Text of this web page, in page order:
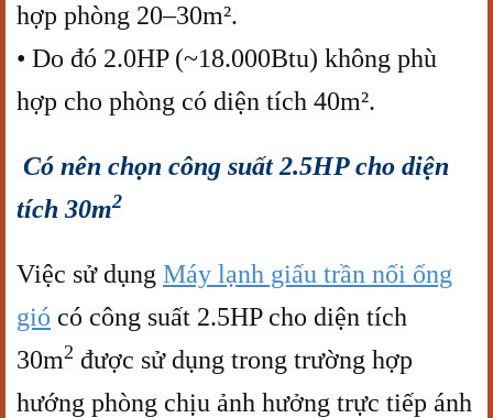
hợp phòng 20–30m².
• Do đó 2.0HP (~18.000Btu) không phù
hợp cho phòng có diện tích 40m².
Có nên chọn công suất 2.5HP cho diện
tích 30m2
Việc sử dụng Máy lạnh giấu trần nối ống
gió có công suất 2.5HP cho diện tích
30m2 được sử dụng trong trường hợp
hướng phòng chịu ảnh hưởng trực tiếp ánh